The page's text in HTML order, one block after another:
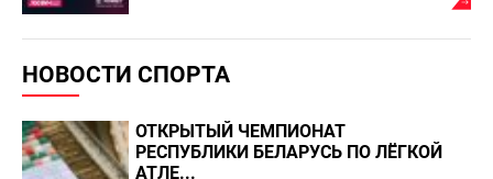
НОВОСТИ СПОРТА
ОТКРЫТЫЙ ЧЕМПИОНАТ
РЕСПУБЛИКИ БЕЛАРУСЬ ПО ЛЁГКОЙ
АТЛЕ...